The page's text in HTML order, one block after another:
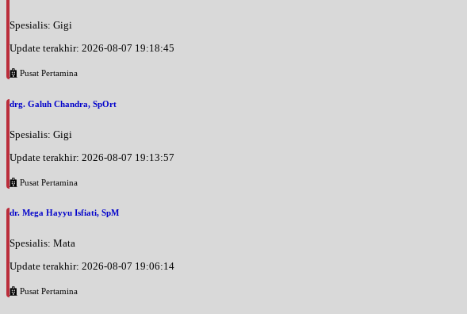
Spesialis: Gigi
Update terakhir: 2026-08-07 19:18:45
Pusat Pertamina
drg. Galuh Chandra, SpOrt
Spesialis: Gigi
Update terakhir: 2026-08-07 19:13:57
Pusat Pertamina
dr. Mega Hayyu Isfiati, SpM
Spesialis: Mata
Update terakhir: 2026-08-07 19:06:14
Pusat Pertamina